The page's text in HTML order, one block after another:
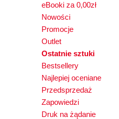
eBooki za 0,00zł
Nowości
Promocje
Outlet
Ostatnie sztuki
Bestsellery
Najlepiej oceniane
Przedsprzedaż
Zapowiedzi
Druk na żądanie